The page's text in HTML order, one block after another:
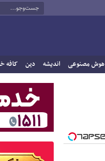
هوش مصنوعی اندیشه دین کافه